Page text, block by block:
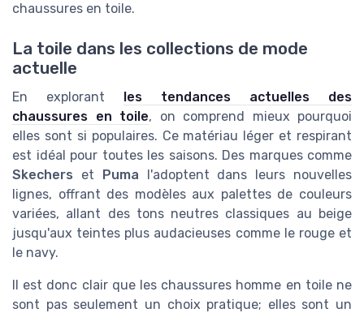
chaussures en toile.
La toile dans les collections de mode
actuelle
En explorant les tendances actuelles des
chaussures en toile, on comprend mieux pourquoi
elles sont si populaires. Ce matériau léger et respirant
est idéal pour toutes les saisons. Des marques comme
Skechers et Puma l'adoptent dans leurs nouvelles
lignes, offrant des modèles aux palettes de couleurs
variées, allant des tons neutres classiques au beige
jusqu'aux teintes plus audacieuses comme le rouge et
le navy.
Il est donc clair que les chaussures homme en toile ne
sont pas seulement un choix pratique; elles sont un